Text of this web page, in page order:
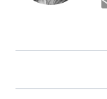
Temas de este